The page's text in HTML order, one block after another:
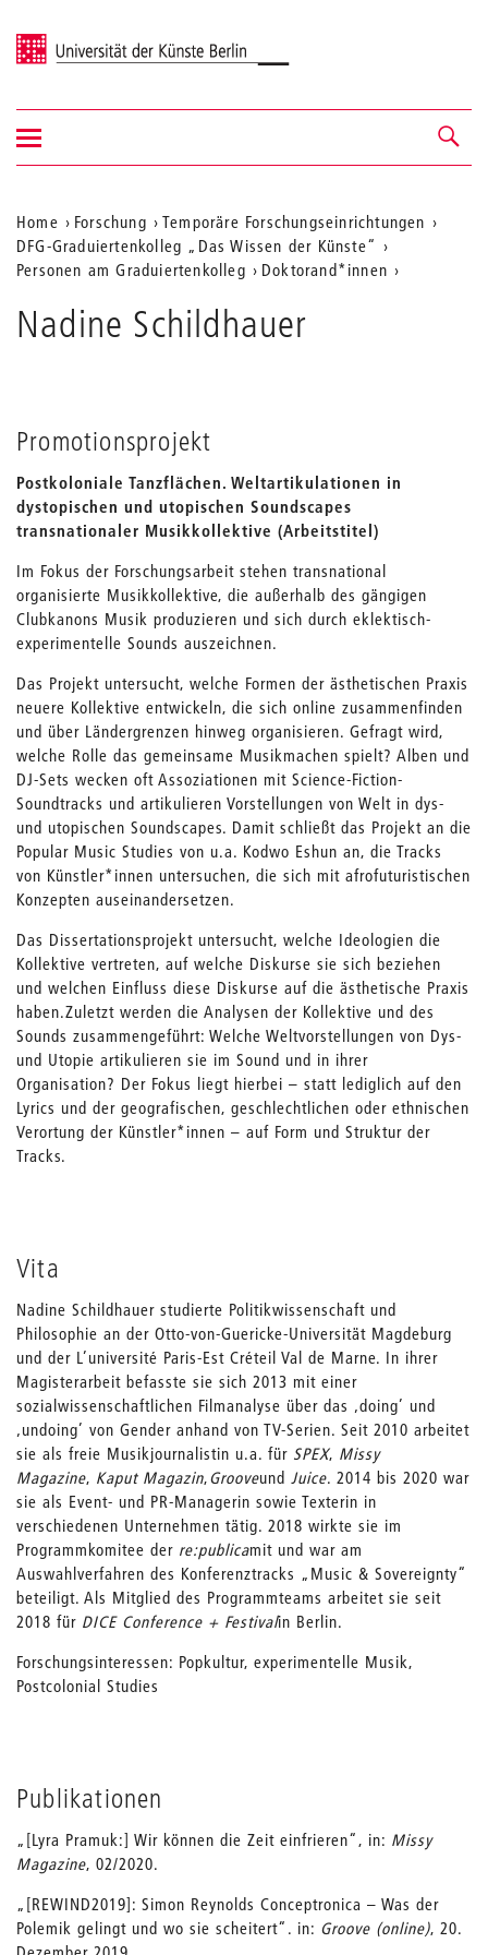
Universität der Künste Berlin
Navigation &
Suche
Navigation
ein-/ausblenden
Aktuelle
Position
der
Home Forschung
Temporäre Forschungseinrichtungen
DFG-Graduiertenkolleg „Das Wissen der Künste“
Personen am Graduiertenkolleg
Doktorand*innen
Nadine Schildhauer
Promotionsprojekt
Postkoloniale Tanzflächen. Weltartikulationen in
dystopischen und utopischen Soundscapes
transnationaler Musikkollektive (Arbeitstitel)
Im Fokus der Forschungsarbeit stehen transnational
organisierte Musikkollektive, die außerhalb des gängigen
Clubkanons Musik produzieren und sich durch eklektisch-
experimentelle Sounds auszeichnen.
Das Projekt untersucht, welche Formen der ästhetischen Praxis
neuere Kollektive entwickeln, die sich online zusammenfinden
und über Ländergrenzen hinweg organisieren. Gefragt wird,
welche Rolle das gemeinsame Musikmachen spielt? Alben und
DJ-Sets wecken oft Assoziationen mit Science-Fiction-
Soundtracks und artikulieren Vorstellungen von Welt in dys-
und utopischen Soundscapes. Damit schließt das Projekt an die
Popular Music Studies von u.a. Kodwo Eshun an, die Tracks
von Künstler*innen untersuchen, die sich mit afrofuturistischen
Konzepten auseinandersetzen.
Das Dissertationsprojekt untersucht, welche Ideologien die
Kollektive vertreten, auf welche Diskurse sie sich beziehen
und welchen Einfluss diese Diskurse auf die ästhetische Praxis
haben.Zuletzt werden die Analysen der Kollektive und des
Sounds zusammengeführt: Welche Weltvorstellungen von Dys-
und Utopie artikulieren sie im Sound und in ihrer
Organisation? Der Fokus liegt hierbei – statt lediglich auf den
Lyrics und der geografischen, geschlechtlichen oder ethnischen
Verortung der Künstler*innen – auf Form und Struktur der
Tracks.
Vita
Nadine Schildhauer studierte Politikwissenschaft und
Philosophie an der Otto-von-Guericke-Universität Magdeburg
und der L’université Paris-Est Créteil Val de Marne. In ihrer
Magisterarbeit befasste sie sich 2013 mit einer
sozialwissenschaftlichen Filmanalyse über das ‚doing’ und
‚undoing’ von Gender anhand von TV-Serien. Seit 2010 arbeitet
sie als freie Musikjournalistin u.a. für SPEX, Missy
Magazine, Kaput Magazin,Grooveund Juice. 2014 bis 2020 war
sie als Event- und PR-Managerin sowie Texterin in
verschiedenen Unternehmen tätig. 2018 wirkte sie im
Programmkomitee der re:publicamit und war am
Auswahlverfahren des Konferenztracks „Music & Sovereignty“
beteiligt. Als Mitglied des Programmteams arbeitet sie seit
2018 für DICE Conference + Festivalin Berlin.
Forschungsinteressen: Popkultur, experimentelle Musik,
Postcolonial Studies
Publikationen
„[Lyra Pramuk:] Wir können die Zeit einfrieren“, in: Missy
Magazine, 02/2020.
„[REWIND2019]: Simon Reynolds Conceptronica – Was der
Polemik gelingt und wo sie scheitert“. in: Groove (online), 20.